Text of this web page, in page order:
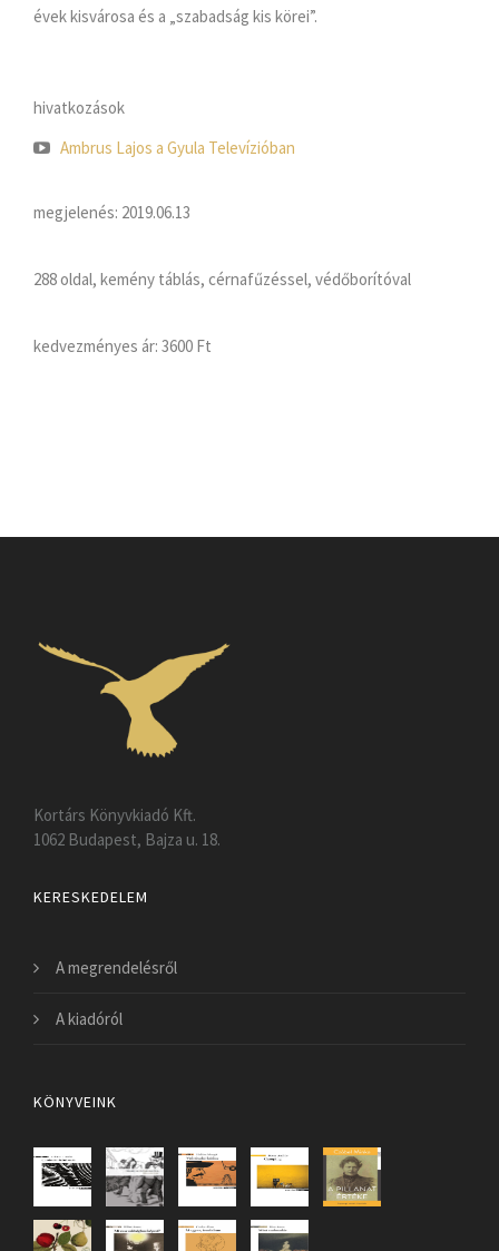
évek kisvárosa és a „szabadság kis körei”.
hivatkozások
Ambrus Lajos a Gyula Televízióban
megjelenés: 2019.06.13
288 oldal, kemény táblás, cérnafűzéssel, védőborítóval
kedvezményes ár: 3600 Ft
Kortárs Könyvkiadó Kft.
1062 Budapest, Bajza u. 18.
KERESKEDELEM
A megrendelésről
A kiadóról
KÖNYVEINK